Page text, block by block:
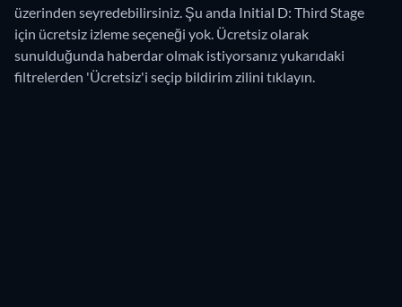
üzerinden seyredebilirsiniz. Şu anda Initial D: Third Stage
için ücretsiz izleme seçeneği yok. Ücretsiz olarak
sunulduğunda haberdar olmak istiyorsanız yukarıdaki
filtrelerden 'Ücretsiz'i seçip bildirim zilini tıklayın.